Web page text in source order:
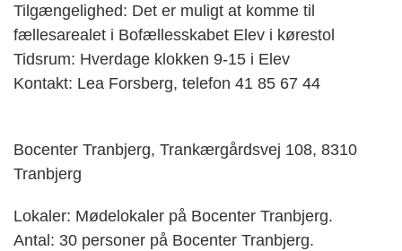
Tilgængelighed: Det er muligt at komme til
fællesarealet i Bofællesskabet Elev i kørestol
Tidsrum: Hverdage klokken 9-15 i Elev
Kontakt: Lea Forsberg, telefon 41 85 67 44
Bocenter Tranbjerg, Trankærgårdsvej 108, 8310
Tranbjerg
Lokaler: Mødelokaler på Bocenter Tranbjerg.
Antal: 30 personer på Bocenter Tranbjerg.